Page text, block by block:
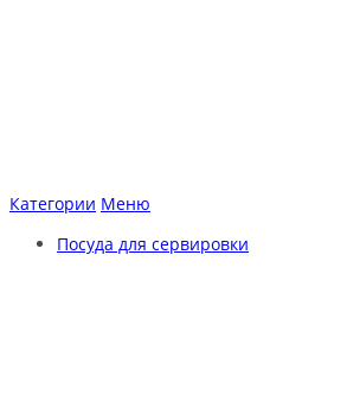
Категории Меню
Посуда для сервировки